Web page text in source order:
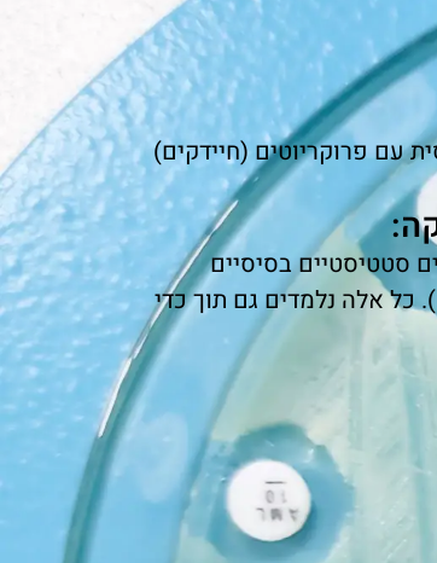
עם פרוקריוטים (חיידקים)
סטטיסטיים בסיסיים
כל אלה נלמדים גם תוך כדי